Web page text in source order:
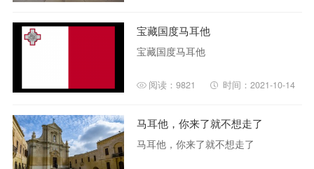
宝藏国度马耳他
宝藏国度马耳他
阅读：9821 时间：2021-10-14
马耳他，你来了就不想走了
马耳他，你来了就不想走了